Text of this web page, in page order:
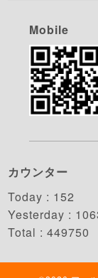
Mobile
カウンター
Today : 152
Yesterday :
Total :449750